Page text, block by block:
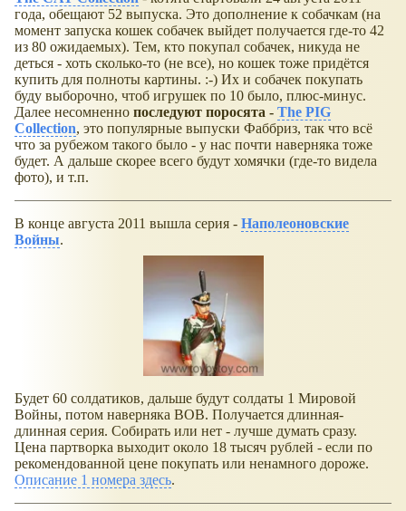
года, обещают 52 выпуска. Это дополнение к собачкам (на
момент запуска кошек собачек выйдет получается где-то 42
из 80 ожидаемых). Тем, кто покупал собачек, никуда не
деться - хоть сколько-то (не все), но кошек тоже придётся
купить для полноты картины. :-) Их и собачек покупать
буду выборочно, чтоб игрушек по 10 было, плюс-минус.
Далее несомненно последуют поросята - The PIG
Collection, это популярные выпуски Фаббриз, так что всё
что за рубежом такого было - у нас почти наверняка тоже
будет. А дальше скорее всего будут хомячки (где-то видела
фото), и т.п.
В конце августа 2011 вышла серия - Наполеоновские
Войны.
Будет 60 солдатиков, дальше будут солдаты 1 Мировой
Войны, потом наверняка ВОВ. Получается длинная-
длинная серия. Собирать или нет - лучше думать сразу.
Цена партворка выходит около 18 тысяч рублей - если по
рекомендованной цене покупать или ненамного дороже.
Описание 1 номера здесь.